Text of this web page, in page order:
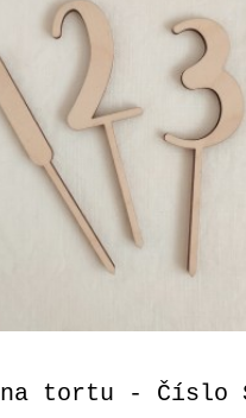
tortu - Číslo